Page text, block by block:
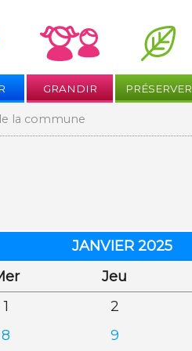
au
contenu
GRANDIR PRÉSERVER
la commune
JANVIER 2025
credi Jeu
1
2
8 9